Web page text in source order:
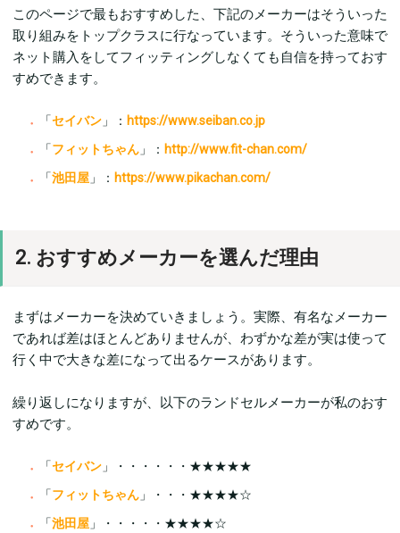
このページで最もおすすめした、下記のメーカーはそういった
取り組みをトップクラスに行なっています。そういった意味で
ネット購入をしてフィッティングしなくても自信を持っておす
すめできます。
「セイバン 」： https://www.seiban.co.jp
「フィットちゃん 」： http://www.fit-chan.com/
「池田屋 」： https://www.pikachan.com/
2. おすすめメーカーを選んだ理由
まずはメーカーを決めていきましょう。実際、有名なメーカー
であれば差はほとんどありませんが、わずかな差が実は使って
行く中で大きな差になって出るケースがあります。
繰り返しになりますが、以下のランドセルメーカーが私のおす
すめです。
「セイバン 」・・・・・・★★★★★
「フィットちゃん 」・・・★★★★☆
「池田屋 」・・・・・★★★★☆